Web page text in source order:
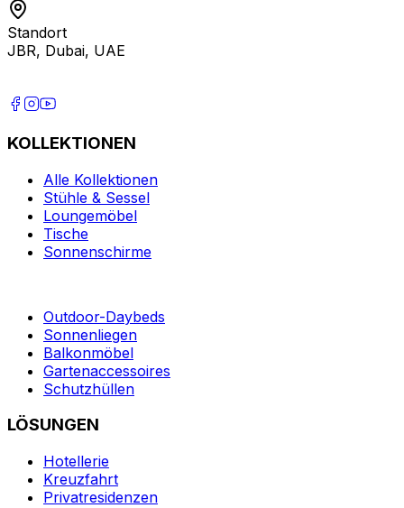
Standort
JBR, Dubai, UAE
KOLLEKTIONEN
Alle Kollektionen
Stühle & Sessel
Loungemöbel
Tische
Sonnenschirme
Outdoor-Daybeds
Sonnenliegen
Balkonmöbel
Gartenaccessoires
Schutzhüllen
LÖSUNGEN
Hotellerie
Kreuzfahrt
Privatresidenzen